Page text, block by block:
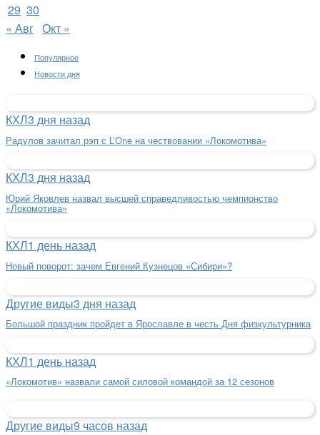
29 30
« Авг Окт »
Популярное
Новости дня
КХЛ3 дня назад
Радулов зачитал рэп с L’One на чествовании «Локомотива»
КХЛ3 дня назад
Юрий Яковлев назвал высшей справедливостью чемпионство
«Локомотива»
КХЛ1 день назад
Новый поворот: зачем Евгений Кузнецов «Сибири»?
Другие виды3 дня назад
Большой праздник пройдет в Ярославле в честь Дня физкультурника
КХЛ1 день назад
«Локомотив» назвали самой силовой командой за 12 сезонов
Другие виды9 часов назад